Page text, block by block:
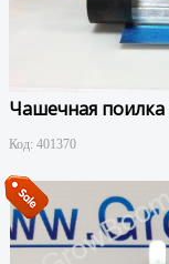
Чашечная поилка
Код: 401370